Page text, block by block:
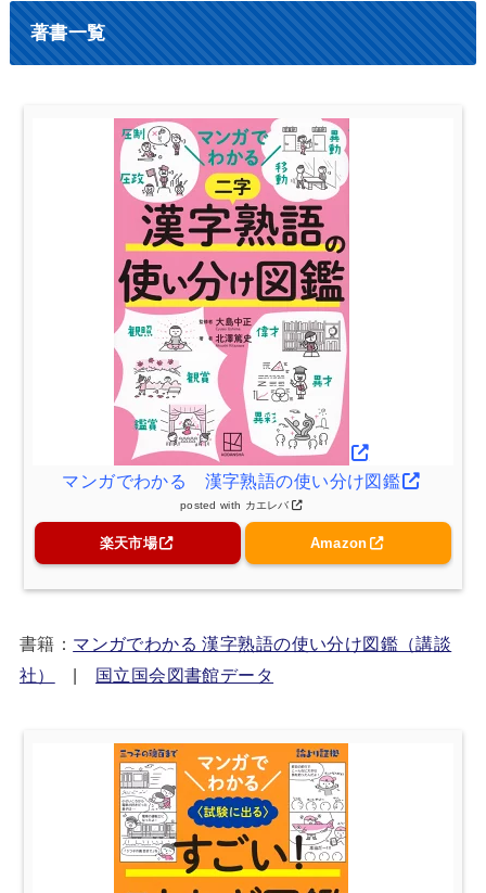
著書一覧
マンガでわかる 漢字熟語の使い分け図鑑
posted with カエレバ
楽天市場 Amazon
書籍： マンガでわかる 漢字熟語の使い分け図鑑（講談
社）
| 国立国会図書館データ